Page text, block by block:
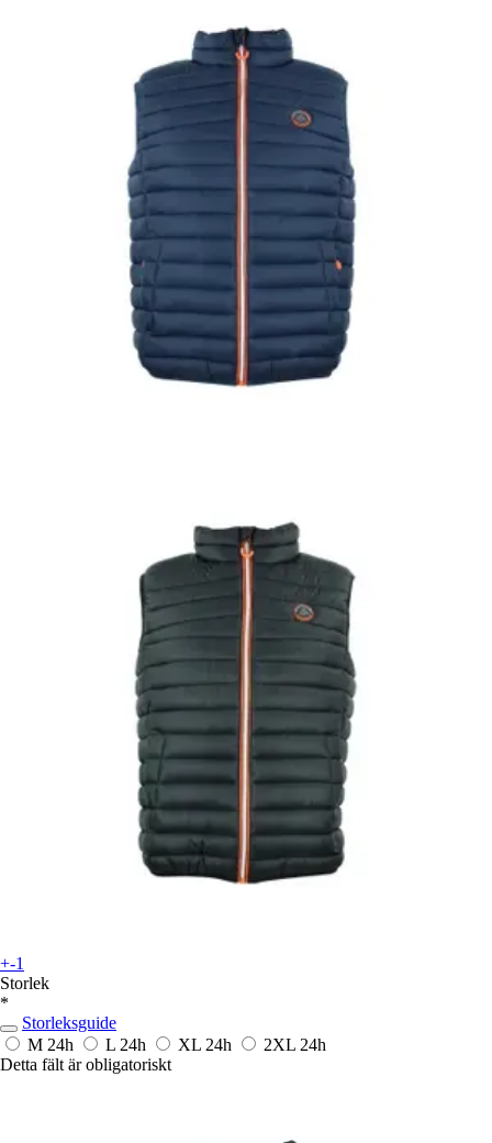
+-1
Storlek
*
Storleksguide
M 24h L 24h XL 24h 2XL 24h
Detta fält är obligatoriskt